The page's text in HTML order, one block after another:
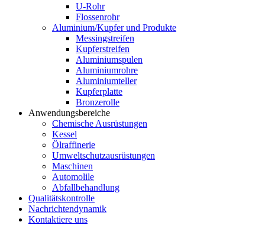
U-Rohr
Flossenrohr
Aluminium/Kupfer und Produkte
Messingstreifen
Kupferstreifen
Aluminiumspulen
Aluminiumrohre
Aluminiumteller
Kupferplatte
Bronzerolle
Anwendungsbereiche
Chemische Ausrüstungen
Kessel
Ölraffinerie
Umweltschutzausrüstungen
Maschinen
Automolile
Abfallbehandlung
Qualitätskontrolle
Nachrichtendynamik
Kontaktiere uns